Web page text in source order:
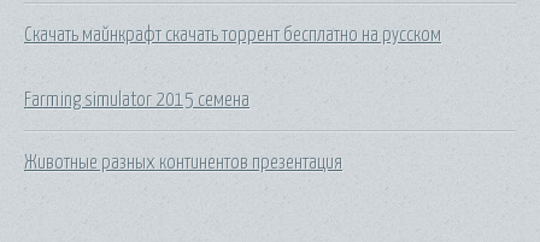
Скачать майнкрафт скачать торрент бесплатно на русском
Farming simulator 2015 семена
Животные разных континентов презентация